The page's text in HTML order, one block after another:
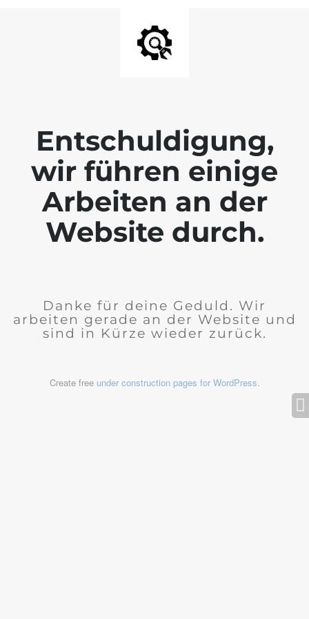
Entschuldigung,
wir führen einige
Arbeiten an der
Website durch.
Danke für deine Geduld. Wir
arbeiten gerade an der Website und
sind in Kürze wieder zurück.
Create free under construction pages for WordPress.